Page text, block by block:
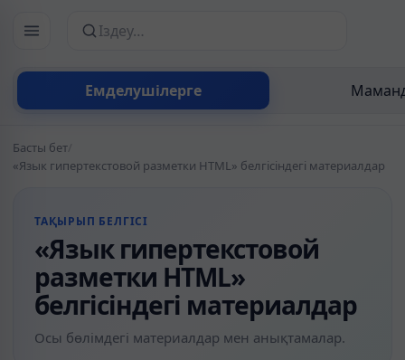
Емделушілерге
Сайттан іздеу
Басты бет/
«Язык гипертекстовой разметки HTML» белгісіндегі материалдар
ТАҚЫРЫП БЕЛГІСІ
«Язык гипертекстовой
разметки HTML»
белгісіндегі материалдар
Осы бөлімдегі материалдар мен анықтамалар.